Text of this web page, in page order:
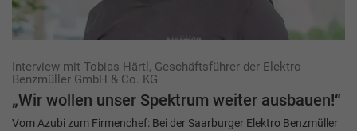
Interview mit Tobias Härtl, Geschäftsführer der Elektro
Benzmüller GmbH & Co. KG
„Wir wollen unser Spektrum weiter ausbauen!“
Vom Azubi zum Firmenchef: Bei der Saarburger Elektro Benzmüller